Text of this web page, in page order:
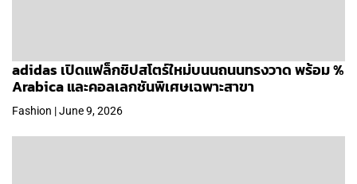
adidas เปิดแฟล็กชิปสโตร์ใหม่บนนถนนทรงวาด พร้อม %
Arabica และคอลเลกชันพิเศษเฉพาะสาขา
Fashion | June 9, 2026